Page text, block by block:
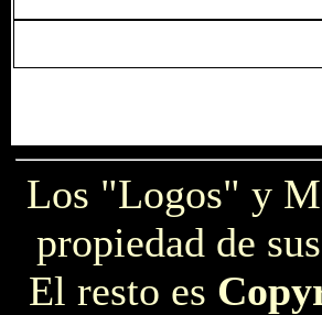
Los "Logos" y
propiedad de
El resto es